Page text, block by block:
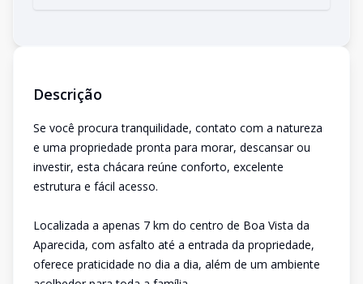
Descrição
Se você procura tranquilidade, contato com a natureza
e uma propriedade pronta para morar, descansar ou
investir, esta chácara reúne conforto, excelente
estrutura e fácil acesso.
Localizada a apenas 7 km do centro de Boa Vista da
Aparecida, com asfalto até a entrada da propriedade,
oferece praticidade no dia a dia, além de um ambiente